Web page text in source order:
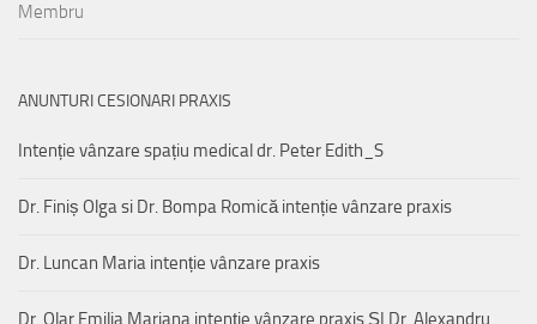
Membru
ANUNTURI CESIONARI PRAXIS
Intenție vânzare spațiu medical dr. Peter Edith_S
Dr. Finiș Olga si Dr. Bompa Romică intenție vânzare praxis
Dr. Luncan Maria intenție vânzare praxis
Dr. Olar Emilia Mariana intenție vânzare praxis ȘI Dr. Alexandru